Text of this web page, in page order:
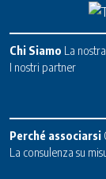
Chi Siamo La
I nostri partner
Perché associarsi
La consulenza su